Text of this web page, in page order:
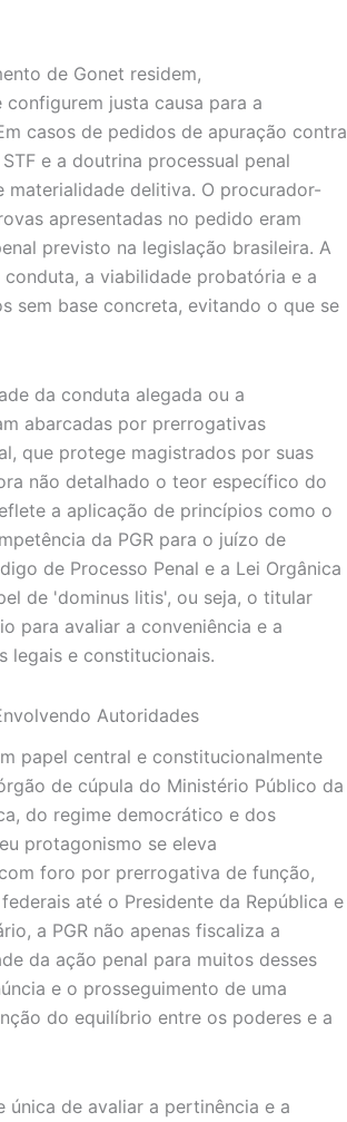
de Gonet residem,
justa causa para a
casos de pedidos de apuração contra
e a doutrina processual penal
delitiva. O procurador-
apresentadas no pedido eram
previsto na legislação brasileira. A
a viabilidade probatória e a
sem base concreta, evitando o que se
da conduta alegada ou a
abarcadas por prerrogativas
que protege magistrados por suas
não detalhado o teor específico do
a aplicação de princípios como o
da PGR para o juízo de
de Processo Penal e a Lei Orgânica
de 'dominus litis', ou seja, o titular
para avaliar a conveniência e a
legais e constitucionais.
Autoridades
papel central e constitucionalmente
de cúpula do Ministério Público da
do regime democrático e dos
protagonismo se eleva
foro por prerrogativa de função,
até o Presidente da República e
a PGR não apenas fiscaliza a
da ação penal para muitos desses
e o prosseguimento de uma
do equilíbrio entre os poderes e a
de avaliar a pertinência e a